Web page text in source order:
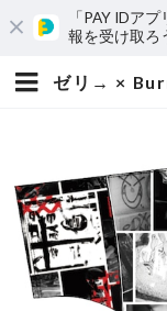
「PAY IDア
報を受け取ろ